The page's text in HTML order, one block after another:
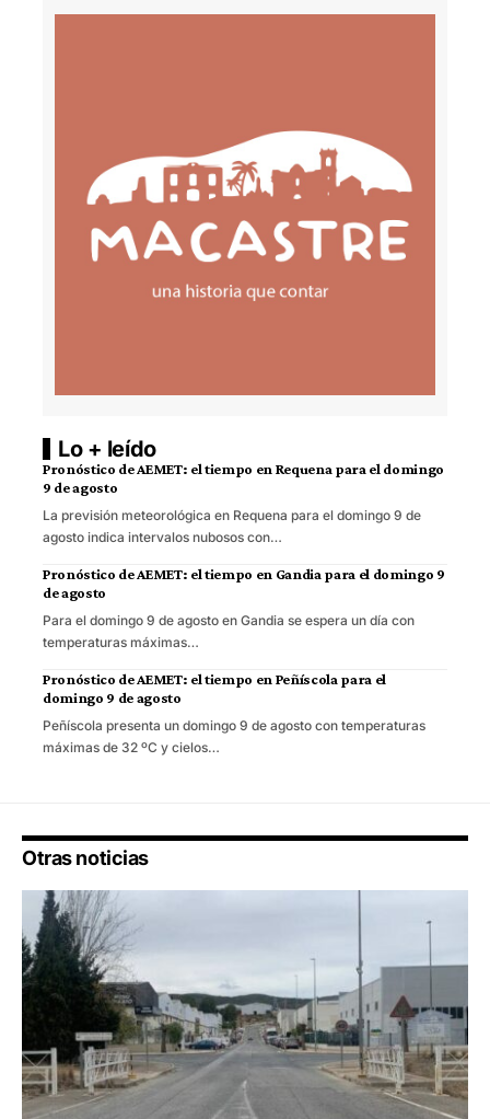
Lo + leído
Pronóstico de AEMET: el tiempo en Requena para el domingo
9 de agosto
La previsión meteorológica en Requena para el domingo 9 de
agosto indica intervalos nubosos con…
Pronóstico de AEMET: el tiempo en Gandia para el domingo 9
de agosto
Para el domingo 9 de agosto en Gandia se espera un día con
temperaturas máximas…
Pronóstico de AEMET: el tiempo en Peñíscola para el
domingo 9 de agosto
Peñíscola presenta un domingo 9 de agosto con temperaturas
máximas de 32 ºC y cielos…
Otras noticias